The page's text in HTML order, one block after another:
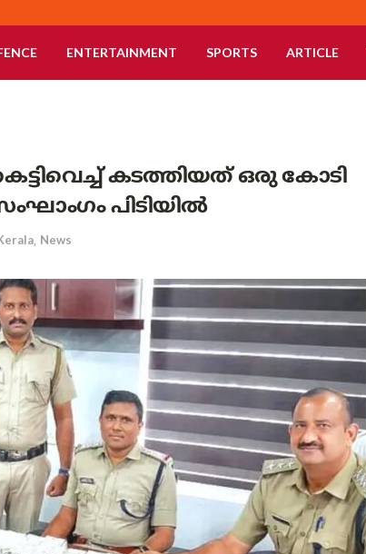
ENTERTAINMENT SPORTS ARTICLE
കടത്തിയത് ഒരു കോടി
പിടിയിൽ
, News